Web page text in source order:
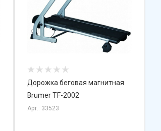
Дорожка беговая магнитная
Brumer TF-2002
Арт.: 33523